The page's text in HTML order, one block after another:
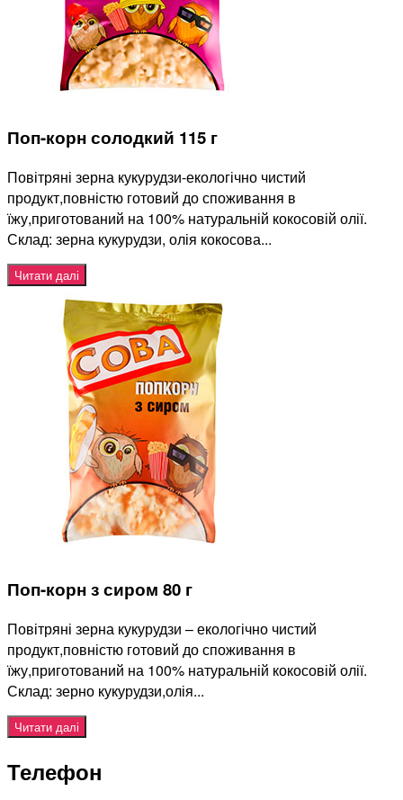
Поп-корн солодкий 115 г
Повітряні зерна кукурудзи-екологічно чистий
продукт,повністю готовий до споживання в
їжу,приготований на 100% натуральній кокосовій олії.
Склад: зерна кукурудзи, олія кокосова...
Читати далі
Поп-корн з сиром 80 г
Повітряні зерна кукурудзи – екологічно чистий
продукт,повністю готовий до споживання в
їжу,приготований на 100% натуральній кокосовій олії.
Склад: зерно кукурудзи,олія...
Читати далі
Телефон